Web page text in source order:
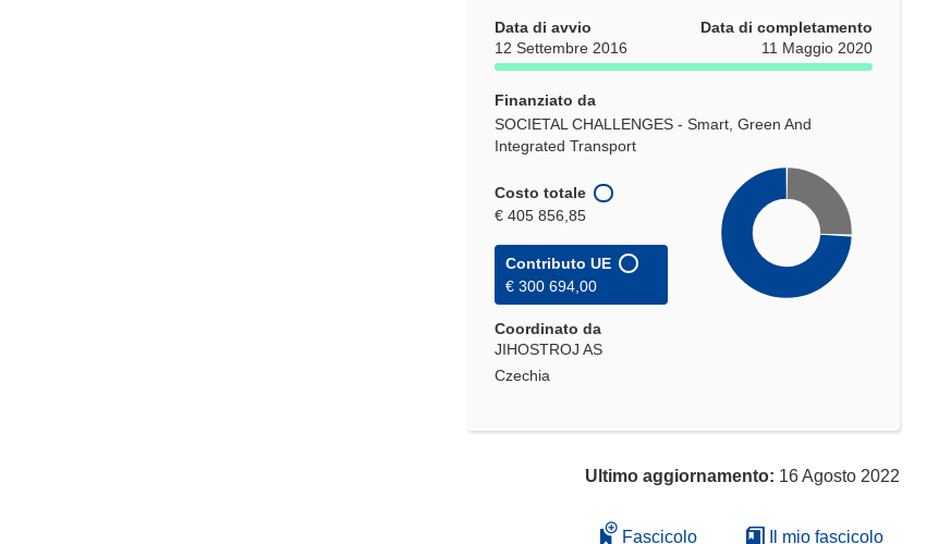
Data di avvio
12 Settembre 2016
Data di completamento
11 Maggio 2020
Finanziato da
SOCIETAL CHALLENGES - Smart, Green And
Integrated Transport
Costo totale
€ 405 856,85
Contributo UE
€ 300 694,00
Coordinato da
JIHOSTROJ AS
Czechia
Ultimo aggiornamento: 16 Agosto 2022
Fascicolo Il mio fascicolo